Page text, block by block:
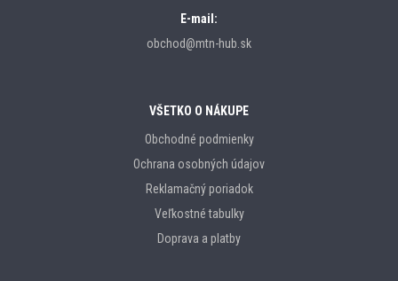
E-mail:
obchod@mtn-hub.sk
VŠETKO O NÁKUPE
Obchodné podmienky
Ochrana osobných údajov
Reklamačný poriadok
Veľkostné tabulky
Doprava a platby